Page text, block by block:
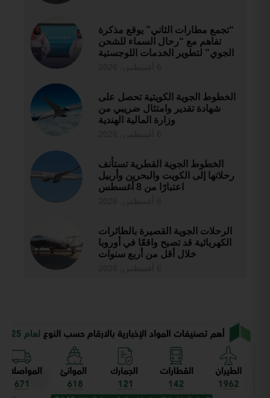
“تجمع مطارات الثاني” يوقع مذكرة
تفاهم مع “رحال السماء للشحن
الجوي” لتطوير الخدمات اللوجستية
الخطوط الجوية الكويتية تحصل على
شهادة تقدير وامتثال ضريبي من
وزارة المالية الهندية
الخطوط الجوية القطرية تستأنف
رحلاتها إلى الكويت والبحرين وأربيل
اعتبارًا من 8 أغسطس
الرحلات الجوية القصيرة بالطائرات
الكهربائية قد تصبح واقعًا في أوروبا
خلال أقل من أربع سنوات